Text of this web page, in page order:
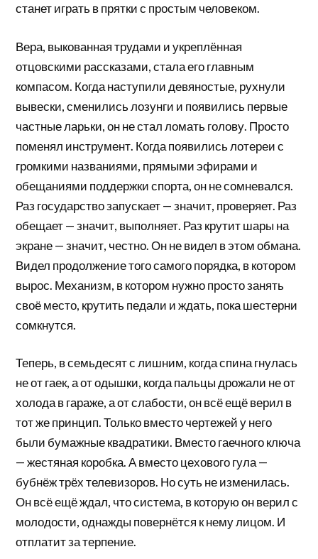
станет играть в прятки с простым человеком.
Вера, выкованная трудами и укреплённая
отцовскими рассказами, стала его главным
компасом. Когда наступили девяностые, рухнули
вывески, сменились лозунги и появились первые
частные ларьки, он не стал ломать голову. Просто
поменял инструмент. Когда появились лотереи с
громкими названиями, прямыми эфирами и
обещаниями поддержки спорта, он не сомневался.
Раз государство запускает — значит, проверяет. Раз
обещает — значит, выполняет. Раз крутит шары на
экране — значит, честно. Он не видел в этом обмана.
Видел продолжение того самого порядка, в котором
вырос. Механизм, в котором нужно просто занять
своё место, крутить педали и ждать, пока шестерни
сомкнутся.
Теперь, в семьдесят с лишним, когда спина гнулась
не от гаек, а от одышки, когда пальцы дрожали не от
холода в гараже, а от слабости, он всё ещё верил в
тот же принцип. Только вместо чертежей у него
были бумажные квадратики. Вместо гаечного ключа
— жестяная коробка. А вместо цехового гула —
бубнёж трёх телевизоров. Но суть не изменилась.
Он всё ещё ждал, что система, в которую он верил с
молодости, однажды повернётся к нему лицом. И
отплатит за терпение.